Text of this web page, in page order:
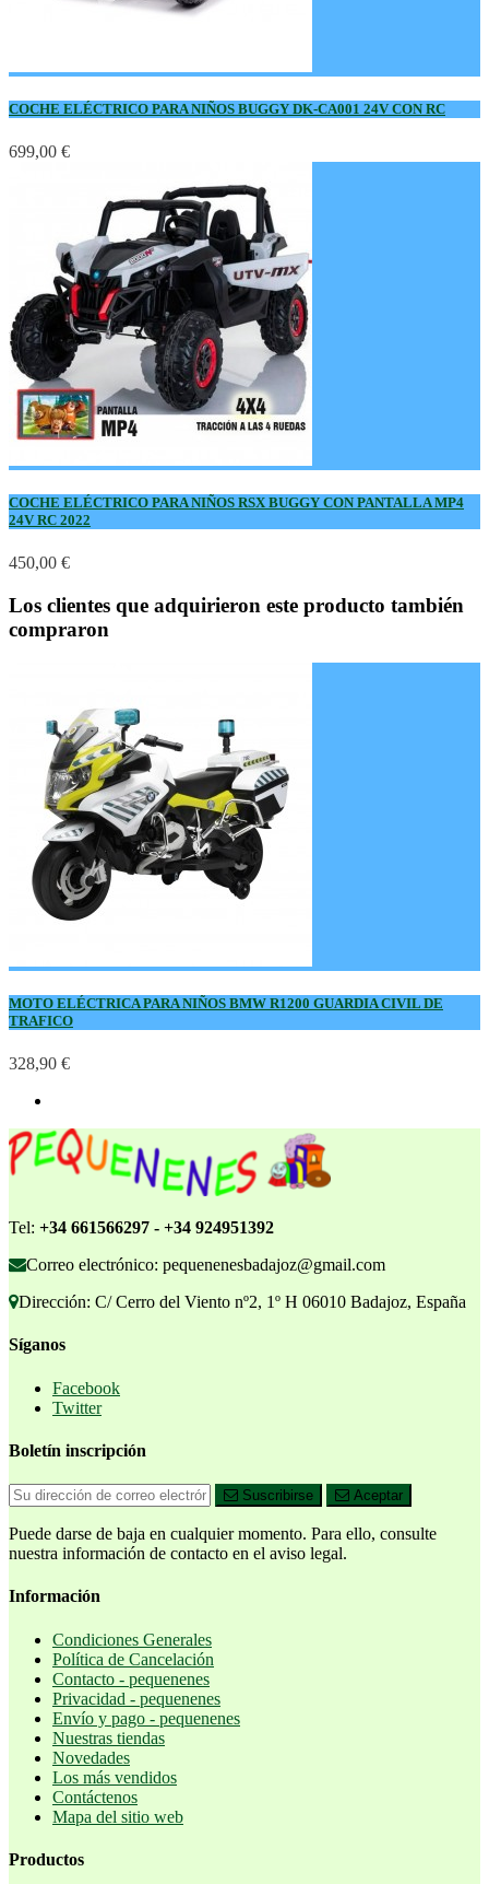
COCHE ELÉCTRICO PARA NIÑOS BUGGY DK-CA001 24V CON RC
699,00 €
COCHE ELÉCTRICO PARA NIÑOS RSX BUGGY CON PANTALLA MP4
24V RC 2022
450,00 €
Los clientes que adquirieron este producto también
compraron
MOTO ELÉCTRICA PARA NIÑOS BMW R1200 GUARDIA CIVIL DE
TRAFICO
328,90 €
Tel: +34 661566297 - +34 924951392
Correo electrónico: pequenenesbadajoz@gmail.com
Dirección: C/ Cerro del Viento nº2, 1º H 06010 Badajoz, España
Síganos
Facebook
Twitter
Boletín inscripción
Suscribirse Aceptar
Puede darse de baja en cualquier momento. Para ello, consulte
nuestra información de contacto en el aviso legal.
Información
Condiciones Generales
Política de Cancelación
Contacto - pequenenes
Privacidad - pequenenes
Envío y pago - pequenenes
Nuestras tiendas
Novedades
Los más vendidos
Contáctenos
Mapa del sitio web
Productos